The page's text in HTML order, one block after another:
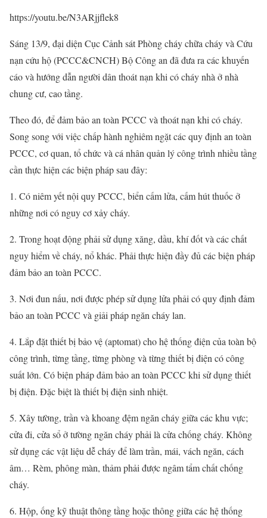
https://youtu.be/N3ARjjflek8
Sáng 13/9, đại diện Cục Cảnh sát Phòng cháy chữa cháy và Cứu
nạn cứu hộ (PCCC&CNCH) Bộ Công an đã đưa ra các khuyến
cáo và hướng dẫn người dân thoát nạn khi có cháy nhà ở nhà
chung cư, cao tầng.
Theo đó, để đảm bảo an toàn PCCC và thoát nạn khi có cháy.
Song song với việc chấp hành nghiêm ngặt các quy định an toàn
PCCC, cơ quan, tổ chức và cá nhân quản lý công trình nhiều tầng
cần thực hiện các biện pháp sau đây:
1. Có niêm yết nội quy PCCC, biển cấm lửa, cấm hút thuốc ở
những nơi có nguy cơ xảy cháy.
2. Trong hoạt động phải sử dụng xăng, dầu, khí đốt và các chất
nguy hiểm về cháy, nổ khác. Phải thực hiện đầy đủ các biện pháp
đảm bảo an toàn PCCC.
3. Nơi đun nấu, nơi được phép sử dụng lửa phải có quy định đảm
bảo an toàn PCCC và giải pháp ngăn cháy lan.
4. Lắp đặt thiết bị bảo vệ (aptomat) cho hệ thống điện của toàn bộ
công trình, từng tầng, từng phòng và từng thiết bị điện có công
suất lớn. Có biện pháp đảm bảo an toàn PCCC khi sử dụng thiết
bị điện. Đặc biệt là thiết bị điện sinh nhiệt.
5. Xây tường, trần và khoang đệm ngăn cháy giữa các khu vực;
cửa đi, cửa sổ ở tường ngăn cháy phải là cửa chống cháy. Không
sử dụng các vật liệu dễ cháy để làm trần, mái, vách ngăn, cách
âm… Rèm, phông màn, thảm phải được ngâm tẩm chất chống
cháy.
6. Hộp, ống kỹ thuật thông tầng hoặc thông giữa các hệ thống